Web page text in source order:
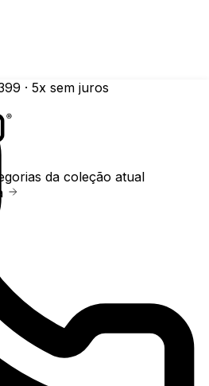
· 5x sem juros
da coleção atual